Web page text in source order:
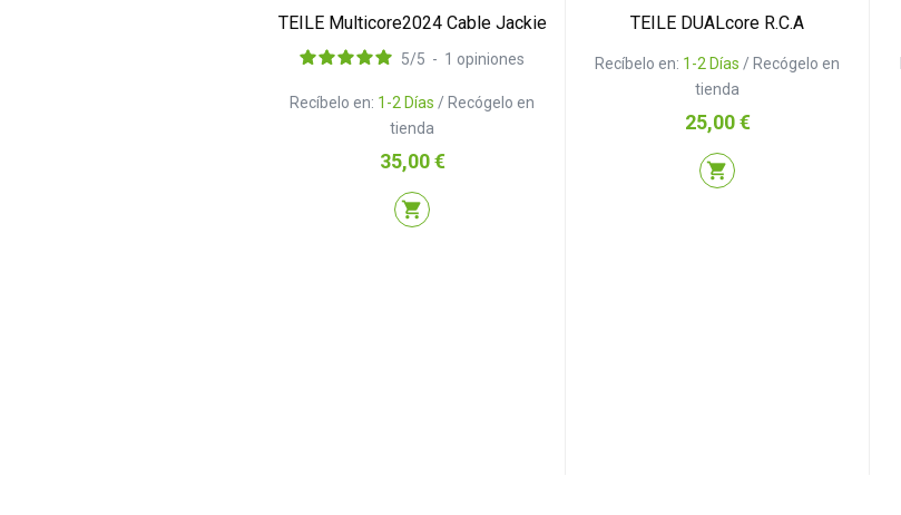
TEILE Multicore2024 Cable Jackie
Recíbelo en: 1-2 Días/ Recógelo en
tienda
5/5 - 1 opiniones
Precio
35,00 €
shopping_cart
TEILE DUALcore R.C.A
Recíbelo en: 1-2 Días/ Recógelo en
tienda
Precio
25,00 €
shopping_cart